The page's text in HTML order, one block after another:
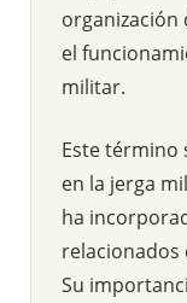
organización
el
militar.
Este término
en la jerga
ha
Su